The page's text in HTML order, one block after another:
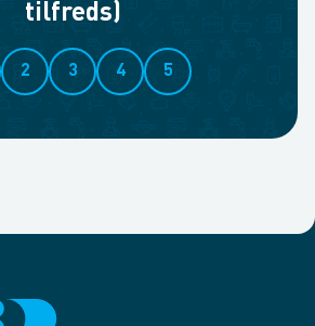
tilfreds)
2 3 4 5